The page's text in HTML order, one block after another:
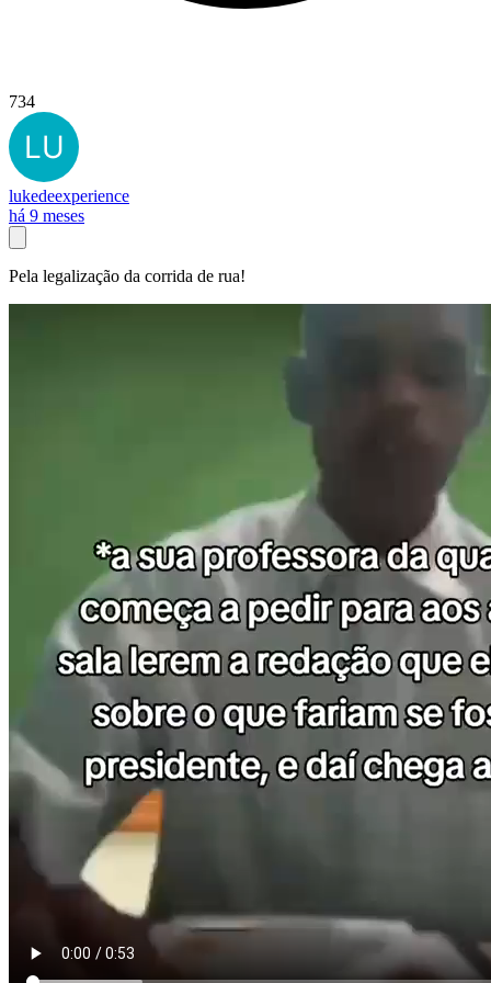
734
lukedeexperience
há 9 meses
Pela legalização da corrida de rua!